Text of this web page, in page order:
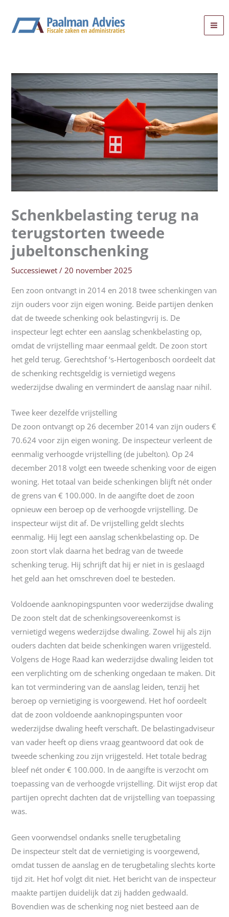
Schenkbelasting terug na
terugstorten tweede
jubeltonschenking
Successiewet / 20 november 2025
Een zoon ontvangt in 2014 en 2018 twee schenkingen van
zijn ouders voor zijn eigen woning. Beide partijen denken
dat de tweede schenking ook belastingvrij is. De
inspecteur legt echter een aanslag schenkbelasting op,
omdat de vrijstelling maar eenmaal geldt. De zoon stort
het geld terug. Gerechtshof ‘s-Hertogenbosch oordeelt dat
de schenking rechtsgeldig is vernietigd wegens
wederzijdse dwaling en vermindert de aanslag naar nihil.
Twee keer dezelfde vrijstelling
De zoon ontvangt op 26 december 2014 van zijn ouders €
70.624 voor zijn eigen woning. De inspecteur verleent de
eenmalig verhoogde vrijstelling (de jubelton). Op 24
december 2018 volgt een tweede schenking voor de eigen
woning. Het totaal van beide schenkingen blijft nét onder
de grens van € 100.000. In de aangifte doet de zoon
opnieuw een beroep op de verhoogde vrijstelling. De
inspecteur wijst dit af. De vrijstelling geldt slechts
eenmalig. Hij legt een aanslag schenkbelasting op. De
zoon stort vlak daarna het bedrag van de tweede
schenking terug. Hij schrijft dat hij er niet in is geslaagd
het geld aan het omschreven doel te besteden.
Voldoende aanknopingspunten voor wederzijdse dwaling
De zoon stelt dat de schenkingsovereenkomst is
vernietigd wegens wederzijdse dwaling. Zowel hij als zijn
ouders dachten dat beide schenkingen waren vrijgesteld.
Volgens de Hoge Raad kan wederzijdse dwaling leiden tot
een verplichting om de schenking ongedaan te maken. Dit
kan tot vermindering van de aanslag leiden, tenzij het
beroep op vernietiging is voorgewend. Het hof oordeelt
dat de zoon voldoende aanknopingspunten voor
wederzijdse dwaling heeft verschaft. De belastingadviseur
van vader heeft op diens vraag geantwoord dat ook de
tweede schenking zou zijn vrijgesteld. Het totale bedrag
bleef nét onder € 100.000. In de aangifte is verzocht om
toepassing van de verhoogde vrijstelling. Dit wijst erop dat
partijen oprecht dachten dat de vrijstelling van toepassing
was.
Geen voorwendsel ondanks snelle terugbetaling
De inspecteur stelt dat de vernietiging is voorgewend,
omdat tussen de aanslag en de terugbetaling slechts korte
tijd zit. Het hof volgt dit niet. Het bericht van de inspecteur
maakte partijen duidelijk dat zij hadden gedwaald.
Bovendien was de schenking nog niet besteed aan de